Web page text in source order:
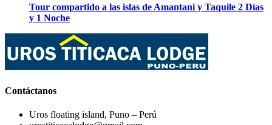
Tour compartido a las islas de Amantani y Taquile 2 Días
y 1 Noche
Contáctanos
Uros floating island, Puno – Perú